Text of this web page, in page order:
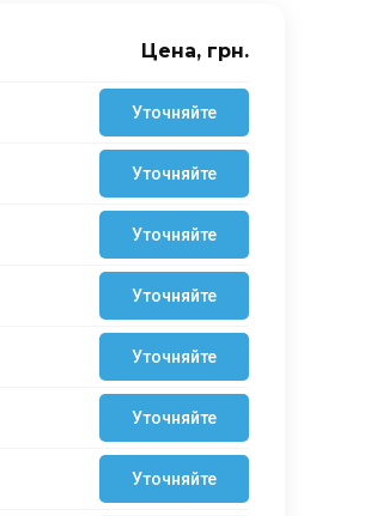
Цена, грн.
Уточняйте
Уточняйте
Уточняйте
Уточняйте
Уточняйте
Уточняйте
Уточняйте